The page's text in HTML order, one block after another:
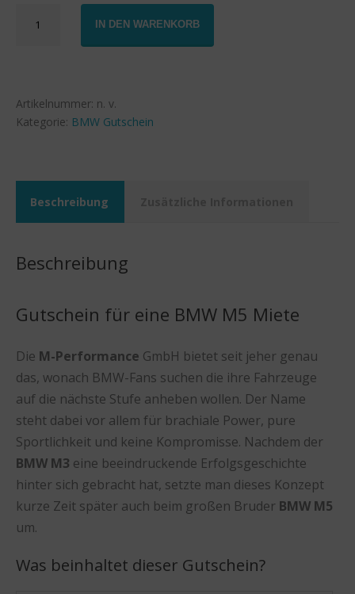
BMW
IN DEN WARENKORB
Artikelnummer: n. v.
Kategorie: BMW Gutschein
Beschreibung
Beschreibung
Gutschein für eine BMW M5 Miete
Die M-Performance GmbH bietet seit jeher genau
das, wonach BMW-Fans suchen die ihre Fahrzeuge
auf die nächste Stufe anheben wollen. Der Name
steht dabei vor allem für brachiale Power, pure
Sportlichkeit und keine Kompromisse. Nachdem der
BMW M3 eine beeindruckende Erfolgsgeschichte
hinter sich gebracht hat, setzte man dieses Konzept
kurze Zeit später auch beim großen Bruder BMW M5
um.
Was beinhaltet dieser Gutschein?